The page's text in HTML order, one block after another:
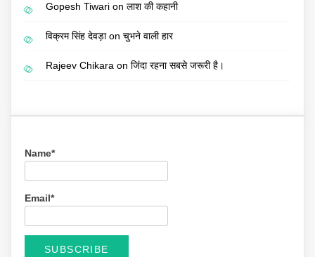
Gopesh Tiwari on लाश की कहानी
विक्रम सिंह देवड़ाon चुभने वाली हार
Rajeev Chikara on जिंदा रहना सबसे जरूरी है।
Name*
Email*